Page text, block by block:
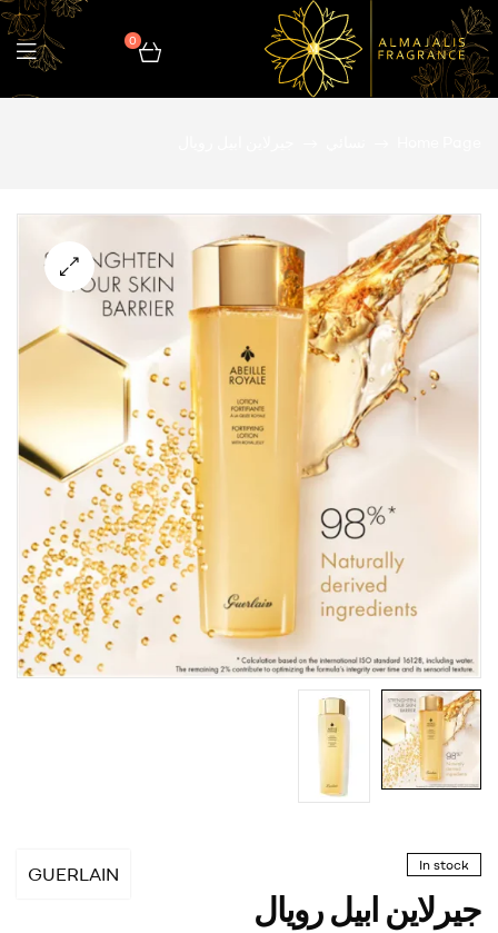
0
GUERLAIN In stock
جيرلاين ابيل رويال